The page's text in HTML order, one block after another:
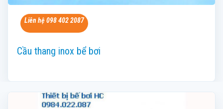
Liên hệ 098 402 2087
Cầu thang inox bể bơi